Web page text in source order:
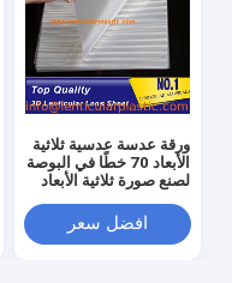
ورقة عدسة عدسية ثلاثية
الأبعاد 70 خطًا في البوصة
لصنع صورة ثلاثية الأبعاد
0.9 مم
افضل سعر